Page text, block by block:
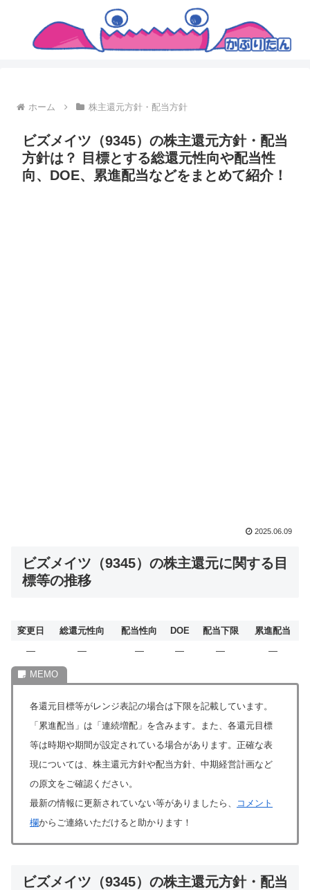
ホーム 株主還元方針・配当方針
ビズメイツ（9345）の株主還元方針・配当
方針は？ 目標とする総還元性向や配当性
向、DOE、累進配当などをまとめて紹介！
2025.06.09
ビズメイツ（9345）の株主還元に関する目
標等の推移
変更日 総還元性向 配当性向 DOE 配当下限
累進配当
―
― ― ― ― ―
各還元目標等がレンジ表記の場合は下限を記載しています。
「累進配当」は「連続増配」を含みます。また、各還元目標
等は時期や期間が設定されている場合があります。正確な表
現については、株主還元方針や配当方針、中期経営計画など
の原文をご確認ください。
最新の情報に更新されていない等がありましたら、
コメント
欄からご連絡いただけると助かります！
ビズメイツ（9345）の株主還元方針・配当